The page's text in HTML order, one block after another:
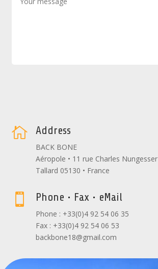
 Address
BACK BONE
Aéropole • 11 rue Charles Nungesser
Tallard 05130 • France
 Phone • Fax • eMail
Phone : +33(0)4 92 54 06 35
Fax : +33(0)4 92 54 06 53
backbone18@gmail.com